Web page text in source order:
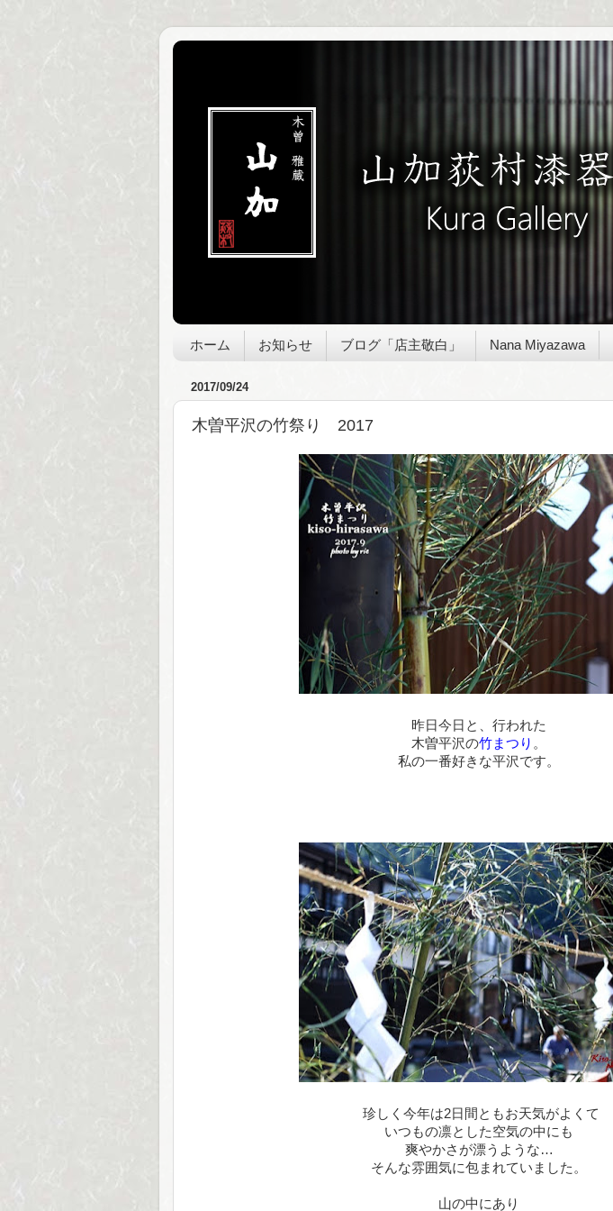
ホーム お知らせ ブログ「店主敬白」 Nana Miyazawa
2017/09/24
木曽平沢の竹祭り 2017
昨日今日と、行われた
木曽平沢の竹まつり 。
私の一番好きな平沢です。
珍しく今年は2日間ともお天気がよくて
いつもの凛とした空気の中にも
爽やかさが漂うような…
そんな雰囲気に包まれていました。
山の中にあり